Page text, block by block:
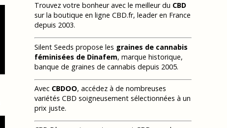
Trouvez votre bonheur avec le meilleur du CBD
sur la boutique en ligne CBD.fr, leader en France
depuis 2003.
Silent Seeds propose les graines de cannabis
féminisées de Dinafem, marque historique,
banque de graines de cannabis depuis 2005.
Avec CBDOO, accédez à de nombreuses
variétés CBD soigneusement sélectionnées à un
prix juste.